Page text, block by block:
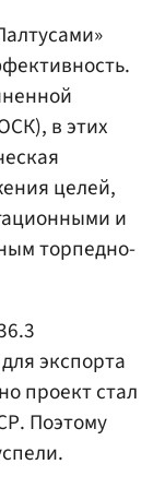
в этих
целей,
и
торпедно-
экспорта
проект стал
Поэтому